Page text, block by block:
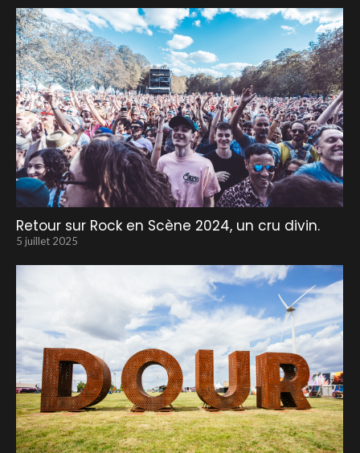
Retour sur Rock en Scène 2024, un cru divin.
5 juillet 2025